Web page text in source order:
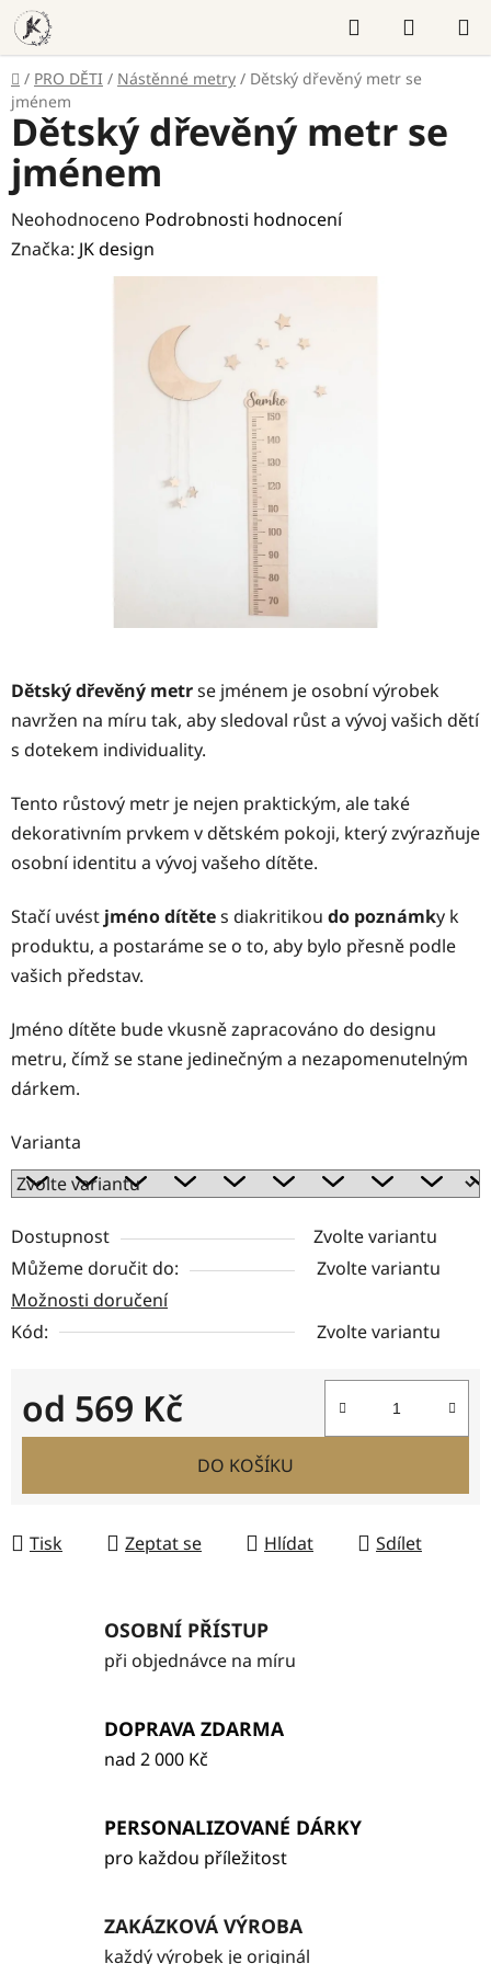
Přejít
na
obsah
Hledat
KOŠÍK
Domů
/ PRO DĚTI / Nástěnné metry / Dětský dřevěný metr se
jménem
Dětský dřevěný metrse jménem je osobní výrobek
navržen na míru tak, aby sledoval růst a vývoj vašich dětí
s dotekem individuality.
Tento růstový metr je nejen praktickým, ale také
dekorativním prvkem v dětském pokoji, který zvýrazňuje
osobní identitu a vývoj vašeho dítěte.
Stačí uvést jméno dítětes diakritikou do poznámky k
produktu, a postaráme se o to, aby bylo přesně podle
vašich představ.
Jméno dítěte bude vkusně zapracováno do designu
metru, čímž se stane jedinečným a nezapomenutelným
dárkem.
Varianta
Dostupnost
Zvolte variantu
Můžeme doručit do:
Zvolte variantu
Možnosti doručení
Kód:
Zvolte variantu
od 569 Kč
Měrná cena:
DO KOŠÍKU
Tisk Zeptat se Hlídat Sdílet
Dětský dřevěný metr se
jménem
Průměrné
hodnocení
Neohodnoceno Podrobnosti hodnocení
Značka: JK design
OSOBNÍ PŘÍSTUP
při objednávce na míru
DOPRAVA ZDARMA
nad 2 000 Kč
PERSONALIZOVANÉ DÁRKY
pro každou příležitost
ZAKÁZKOVÁ VÝROBA
každý výrobek je originál